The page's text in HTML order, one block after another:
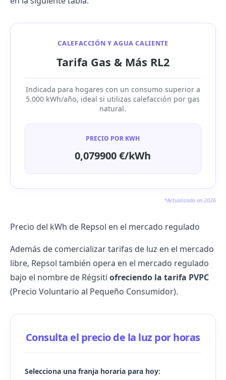
CALEFACCIÓN Y AGUA CALIENTE
Tarifa Gas & Más RL2
Indicada para hogares con un consumo superior a
5.000 kWh/año, ideal si utilizas calefacción por gas
natural.
PRECIO POR KWH
0,079900 €/kWh
*Actualizada en 2026
Precio del kWh de Repsol en el mercado regulado
Además de comercializar tarifas de luz en el mercado
libre, Repsol también opera en el mercado regulado
bajo el nombre de Régsiti ofreciendo la tarifa PVPC
(Precio Voluntario al Pequeño Consumidor).